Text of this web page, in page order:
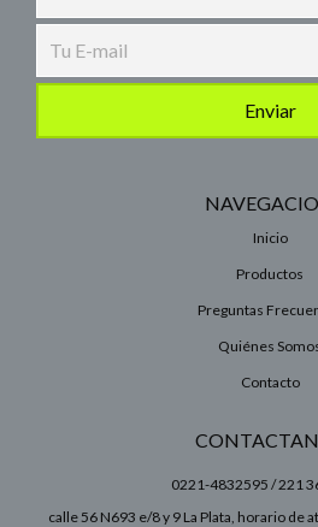
Inicio
Productos
Preguntas
Quiénes
Contacto
0221-4832595 / 221
calle 56 N693 e/8 y 9 La Plata, horario de